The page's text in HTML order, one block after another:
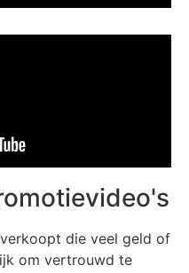
die veel geld of
om vertrouwd te